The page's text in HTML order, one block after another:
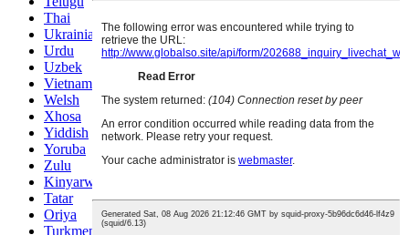
Thai
Ukrainian
Urdu
Uzbek
Vietnamese
Welsh
Xhosa
Yiddish
Yoruba
Zulu
Kinyarwanda
Tatar
Oriya
Turkmen